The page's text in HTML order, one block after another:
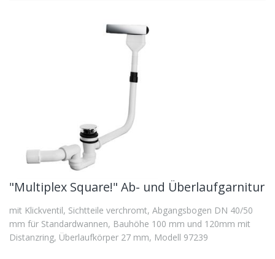
"Multiplex Square!" Ab- und Überlaufgarnitur
mit Klickventil, Sichtteile verchromt, Abgangsbogen DN 40/50
mm für Standardwannen, Bauhöhe 100 mm und 120mm mit
Distanzring, Überlaufkörper 27 mm, Modell 97239